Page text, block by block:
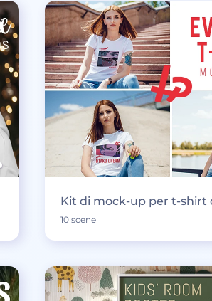
Kit di mock-up per t-shirt
10 scene